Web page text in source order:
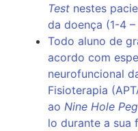
Test nestes
da doença (1-4
Todo aluno de
acordo com
neurofuncional
Fisioterapia
ao Nine Hole
lo durante a sua